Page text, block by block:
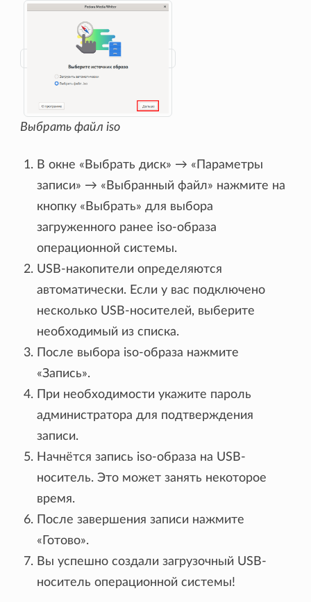
Выбрать файл iso
В окне «Выбрать диск» → «Параметры
записи» → «Выбранный файл» нажмите на
кнопку «Выбрать» для выбора
загруженного ранее iso-образа
операционной системы.
USB-накопители определяются
автоматически. Если у вас подключено
несколько USB-носителей, выберите
необходимый из списка.
После выбора iso-образа нажмите
«Запись».
При необходимости укажите пароль
администратора для подтверждения
записи.
Начнётся запись iso-образа на USB-
носитель. Это может занять некоторое
время.
После завершения записи нажмите
«Готово».
Вы успешно создали загрузочный USB-
носитель операционной системы!